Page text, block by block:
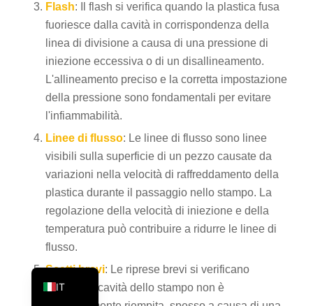
Flash: Il flash si verifica quando la plastica fusa
fuoriesce dalla cavità in corrispondenza della
linea di divisione a causa di una pressione di
iniezione eccessiva o di un disallineamento.
L'allineamento preciso e la corretta impostazione
della pressione sono fondamentali per evitare
l'infiammabilità.
Linee di flusso: Le linee di flusso sono linee
visibili sulla superficie di un pezzo causate da
variazioni nella velocità di raffreddamento della
plastica durante il passaggio nello stampo. La
regolazione della velocità di iniezione e della
temperatura può contribuire a ridurre le linee di
flusso.
Scatti brevi: Le riprese brevi si verificano
quando la cavità dello stampo non è
IT
EN
DE
RU
NL
AR
ES
JA
PT